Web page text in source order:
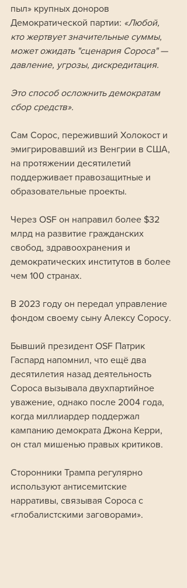
пыл» крупных доноров
Демократической партии: «Любой,
кто жертвует значительные суммы,
может ожидать "сценария Сороса" —
давление, угрозы, дискредитация.
Это способ осложнить демократам
сбор средств».
Сам Сорос, переживший Холокост и
эмигрировавший из Венгрии в США,
на протяжении десятилетий
поддерживает правозащитные и
образовательные проекты.
Через OSF он направил более $32
млрд на развитие гражданских
свобод, здравоохранения и
демократических институтов в более
чем 100 странах.
В 2023 году он передал управление
фондом своему сыну Алексу Соросу.
Бывший президент OSF Патрик
Гаспард напомнил, что ещё два
десятилетия назад деятельность
Сороса вызывала двухпартийное
уважение, однако после 2004 года,
когда миллиардер поддержал
кампанию демократа Джона Керри,
он стал мишенью правых критиков.
Сторонники Трампа регулярно
используют антисемитские
нарративы, связывая Сороса с
«глобалистскими заговорами».